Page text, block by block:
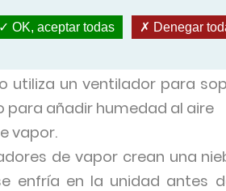
por impulsos
disco giratorio para crear y
utiliza un ventilador para
para añadir humedad al aire
vapor.
de vapor crean una
enfría en la unidad antes
OK, aceptar todas Denegar